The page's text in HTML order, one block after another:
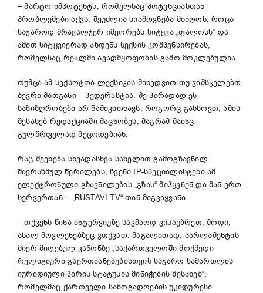
– მარტო იმპოტენტს, რომელსაც პოტენციასთან
პრობლემები აქვს, შეუძლია სიამოვნება მიიღოს, როცა
საჯაროდ მრავალჯერ იმეორებს სიტყვა „ფალოსს“ და
ამით სიტყვიერად ახდენს სექსის კომპენსირებას,
რომელსაც რეალში ავადმყოფობის გამო მოკლებულია.
თუმცა ამ სექსოტთა ლექსიკის მიხედვით თუ ვიმსჯელებთ,
ბევრი მათგანი – პედერასტია. მე პირადად ეს
საზიზღრობები არ წამიკითხავს, როგორც გახსოვთ, ამის
შესახებ რედაქციაში მაცნობეს, მაგრამ მაინც
გულწრფელად მეცოდებიან.
რაც შეეხება სხვადასხვა სახელით გამოგზავნილ
შავრაზმულ წერილებს, ჩვენი IP-სპეციალისტები ამ
ელექტრონული გზავნილების „გზას“ მიჰყვნენ და მან ერთ
სერვერთან – „RUSTAVI TV“-თან მიგვიყვანა.
– თქვენს წინა ინტერვიუზე საკმაოდ ვისაუბრეთ, მოდი,
ახალ მოვლენებზეც ვთქვათ. მაგალითად, პარლამენტის
მიერ მიღებულ კანონზე „საქართველოში მოქმედი
რელიგიური გაერთიანებებისთვის საჯარო სამართლის
იურიდიული პირის სტატუსის მინიჭების შესახებ“,
რომელმაც ქართველი საზოგადოების უკიდურესი